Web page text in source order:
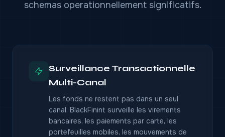
schemas operationnellement significatifs.
Surveillance Transactionnelle
Multi-Canal
Les fonds ne restent pas dans un seul
canal. BlackFinint surveille les virements
bancaires, les paiements par carte, les
portefeuilles mobiles, les mouvements de